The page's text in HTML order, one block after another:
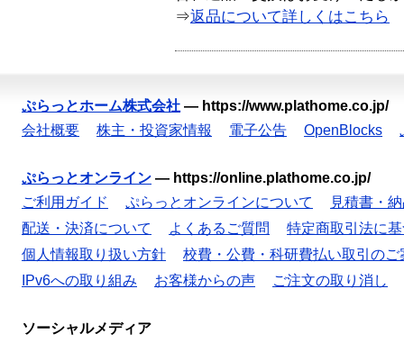
⇒返品について詳しくはこちら
ぷらっとホーム株式会社 — https://www.plathome.co.jp/
会社概要
株主・投資家情報 電子公告 OpenBlocks
ぷらっとオンライン — https://online.plathome.co.jp/
ご利用ガイド
ぷらっとオンラインについて
見積書・
配送・決済について
よくあるご質問
特定商取引法に
個人情報取り扱い方針
校費・公費・科研費払い取引のご
IPv6への取り組み
お客様からの声 ご注文の取り消し
ソーシャルメディア